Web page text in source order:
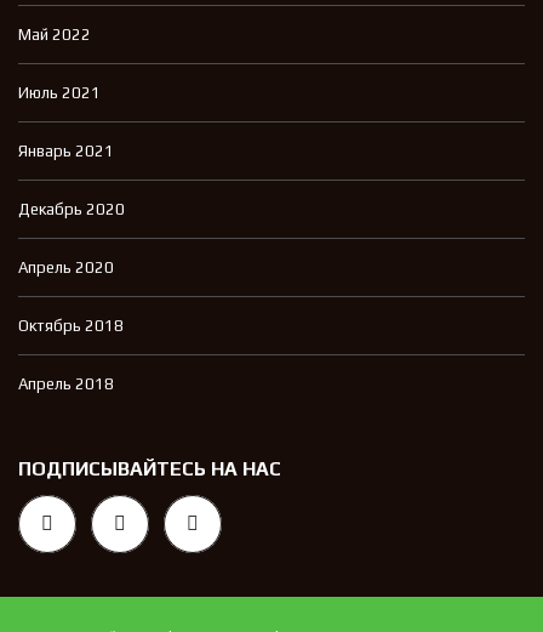
Май 2022
Июль 2021
Январь 2021
Декабрь 2020
Апрель 2020
Октябрь 2018
Апрель 2018
ПОДПИСЫВАЙТЕСЬ НА НАС